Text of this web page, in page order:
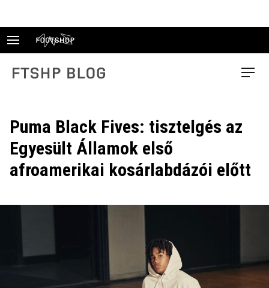
FTSHP blog Menu
Puma Black Fives: tisztelgés az
Egyesült Államok első
afroamerikai kosárlabdázói előtt